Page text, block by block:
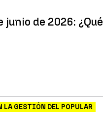
junio de 2026: ¿Qué
LA GESTIÓN DEL POPULAR